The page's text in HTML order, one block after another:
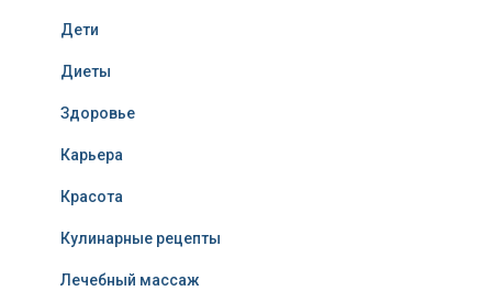
Дети
Диеты
Здоровье
Карьера
Красота
Кулинарные рецепты
Лечебный массаж